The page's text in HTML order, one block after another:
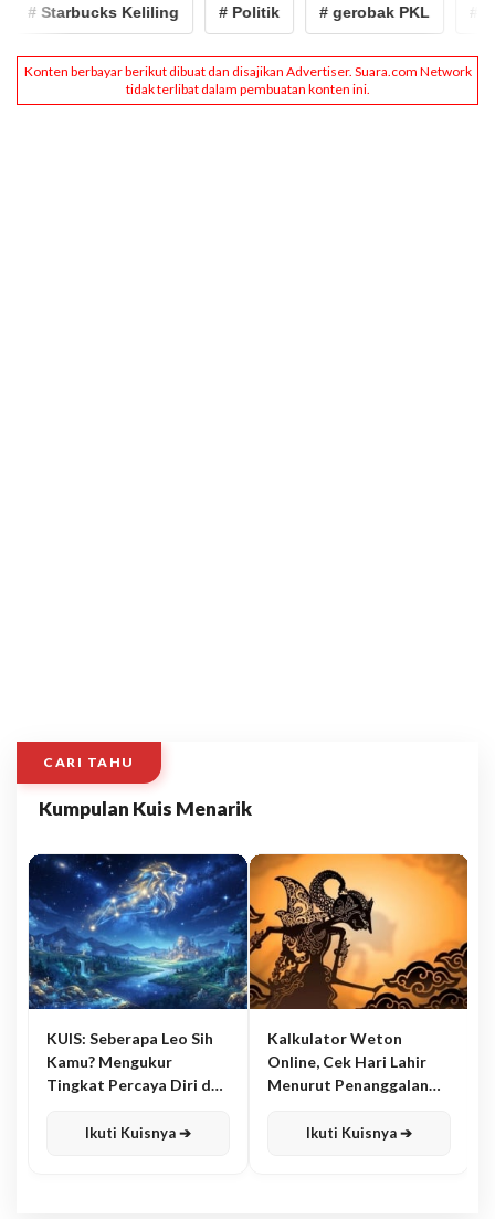
Starbucks Keliling # Politik # gerobak PKL #
CARI TAHU
Kumpulan Kuis Menarik
KUIS: Seberapa Leo Sih
Kamu? Mengukur
Tingkat Percaya Diri dan
Ikuti Kuisnya ➔
Kalkulator Weton
Online, Cek Hari Lahir
Menurut Penanggalan
Ikuti Kuisnya ➔